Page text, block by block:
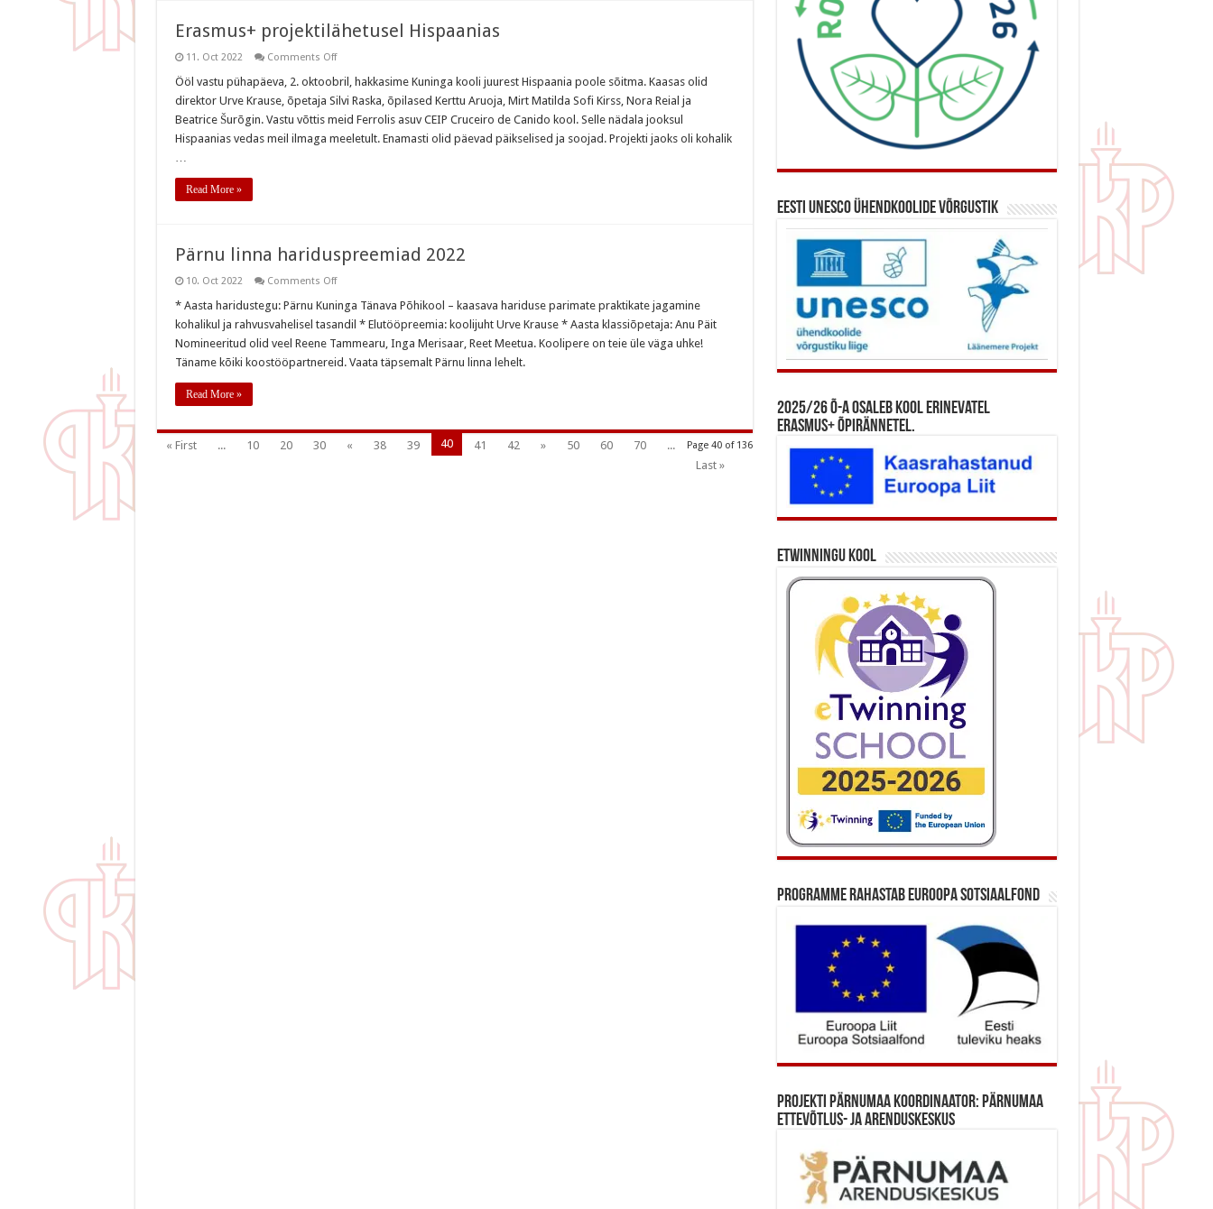
Erasmus+ projektilähetusel Hispaanias
11. Oct 2022 Comments Offon
projektilähetusel
Hispaanias
Ööl vastu pühapäeva, 2. oktoobril, hakkasime Kuninga kooli juurest Hispaania poole sõitma. Kaasas olid
direktor Urve Krause, õpetaja Silvi Raska, õpilased Kerttu Aruoja, Mirt Matilda Sofi Kirss, Nora Reial ja
Beatrice Šurõgin. Vastu võttis meid Ferrolis asuv CEIP Cruceiro de Canido kool. Selle nädala jooksul
Hispaanias vedas meil ilmaga meeletult. Enamasti olid päevad päikselised ja soojad. Projekti jaoks oli kohalik
…
Read More »
Pärnu linna hariduspreemiad 2022
10. Oct 2022 Comments Offon
linna
hariduspreemiad
2022
* Aasta haridustegu: Pärnu Kuninga Tänava Põhikool – kaasava hariduse parimate praktikate jagamine
kohalikul ja rahvusvahelisel tasandil * Elutööpreemia: koolijuht Urve Krause * Aasta klassiõpetaja: Anu Päit
Nomineeritud olid veel Reene Tammearu, Inga Merisaar, Reet Meetua. Koolipere on teie üle väga uhke!
Täname kõiki koostööpartnereid. Vaata täpsemalt Pärnu linna lehelt.
Read More »
Page 40 of 136
« First ... 10 20 30 « 38 39 40 41 42 » 50 60 70
...
Last »
Eesti UNESCO ühendkoolide võrgustik
2025/26 õ-a osaleb kool erinevatel
Erasmus+ õpirännetel.
eTwinningu kool
Programme rahastab Euroopa Sotsiaalfond
Projekti Pärnumaa koordinaator: Pärnumaa
Ettevõtlus- ja Arenduskeskus